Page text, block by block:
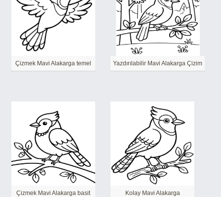
Çizmek Mavi Alakarga temel Yazdırılabilir Mavi Alakarga Çizim
Çizmek Mavi Alakarga basit Kolay Mavi Alakarga